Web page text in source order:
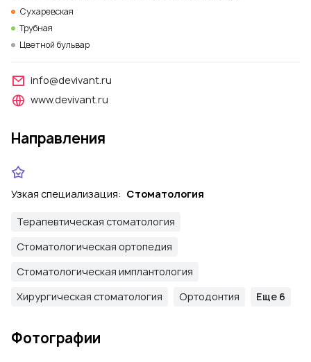
Сухаревская
Трубная
Цветной бульвар
info@devivant.ru
www.devivant.ru
Направления
Узкая специализация: Стоматология
Терапевтическая стоматология
Стоматологическая ортопедия
Стоматологическая имплантология
Хирургическая стоматология
Ортодонтия Еще 6
Фотографии